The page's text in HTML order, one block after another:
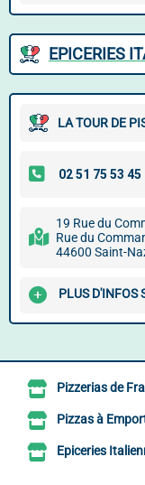
EPICERIES
LA TOUR DE
19 Rue du
Rue du
44600 Saint-
PLUS D'INFOS
Pizzerias de
Pizzas à
Epiceries